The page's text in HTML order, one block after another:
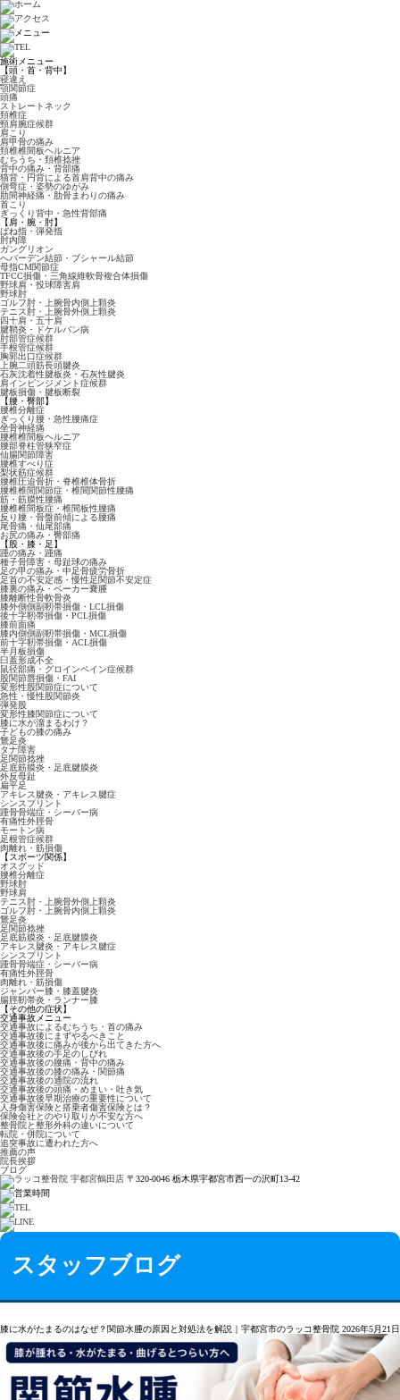
施術メニュー
【頭・首・背中】
寝違え
顎関節症
頭痛
ストレートネック
頚椎症
頸肩腕症候群
肩こり
肩甲骨の痛み
頚椎椎間板ヘルニア
むちうち・頚椎捻挫
背中の痛み・背部痛
猫背・円背による首肩背中の痛み
側弯症・姿勢のゆがみ
肋間神経痛・肋骨まわりの痛み
首こり
ぎっくり背中・急性背部痛
【肩・腕・肘】
ばね指・弾発指
肘内障
ガングリオン
へバーデン結節・ブシャール結節
母指CM関節症
TFCC損傷・三角線維軟骨複合体損傷
野球肩・投球障害肩
野球肘
ゴルフ肘・上腕骨内側上顆炎
テニス肘・上腕骨外側上顆炎
四十肩・五十肩
腱鞘炎・ドケルバン病
肘部管症候群
手根管症候群
胸郭出口症候群
上腕二頭筋長頭腱炎
石灰沈着性腱板炎・石灰性腱炎
肩インピンジメント症候群
腱板損傷・腱板断裂
【腰・臀部】
腰椎分離症
ぎっくり腰・急性腰痛症
坐骨神経痛
腰椎椎間板ヘルニア
腰部脊柱管狭窄症
仙腸関節障害
腰椎すべり症
梨状筋症候群
腰椎圧迫骨折・脊椎椎体骨折
腰椎椎間関節症・椎間関節性腰痛
筋・筋膜性腰痛
腰椎椎間板症・椎間板性腰痛
反り腰・骨盤前傾による腰痛
尾骨痛・仙尾部痛
お尻の痛み・臀部痛
【股・膝・足】
踵の痛み・踵痛
種子骨障害・母趾球の痛み
足の甲の痛み・中足骨疲労骨折
足首の不安定感・慢性足関節不安定症
膝裏の痛み・ベーカー嚢腫
膝離断性骨軟骨炎
膝外側側副靭帯損傷・LCL損傷
後十字靭帯損傷・PCL損傷
膝前面痛
膝内側側副靭帯損傷・MCL損傷
前十字靭帯損傷・ACL損傷
半月板損傷
臼蓋形成不全
鼠径部痛・グロインペイン症候群
股関節唇損傷・FAI
変形性股関節症について
急性・慢性股関節炎
弾発股
変形性膝関節症について
膝に水が溜まるわけ？
子どもの膝の痛み
鵞足炎
タナ障害
足関節捻挫
足底筋膜炎・足底腱膜炎
外反母趾
扁平足
アキレス腱炎・アキレス腱症
シンスプリント
踵骨骨端症・シーバー病
有痛性外脛骨
モートン病
足根管症候群
肉離れ・筋損傷
【スポーツ関係】
オスグッド
腰椎分離症
野球肘
野球肩
テニス肘・上腕骨外側上顆炎
ゴルフ肘・上腕骨内側上顆炎
鵞足炎
足関節捻挫
足底筋膜炎・足底腱膜炎
アキレス腱炎・アキレス腱症
シンスプリント
踵骨骨端症・シーバー病
有痛性外脛骨
肉離れ・筋損傷
ジャンパー膝・膝蓋腱炎
腸脛靭帯炎・ランナー膝
【その他の症状】
交通事故メニュー
交通事故によるむちうち・首の痛み
交通事故後にまずやるべきこと
交通事故後に痛みが後から出てきた方へ
交通事故後の手足のしびれ
交通事故後の腰痛・背中の痛み
交通事故後の膝の痛み・関節痛
交通事故後の通院の流れ
交通事故後の頭痛・めまい・吐き気
交通事故後早期治療の重要性について
人身傷害保険と搭乗者傷害保険とは？
保険会社とのやり取りが不安な方へ
整骨院と整形外科の違いについて
転院・併院について
追突事故に遭われた方へ
推薦の声
院長挨拶
ブログ
〒320-0046 栃木県宇都宮市西一の沢町13-42
スタッフブログ
膝に水がたまるのはなぜ？関節水腫の原因と対処法を解説｜宇都宮市のラッコ整骨院 2026年5月21日